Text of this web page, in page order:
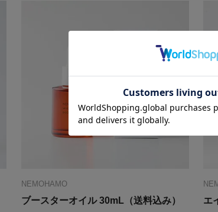
NEMOHAMO
ブースターオイル 30mL（送料込み） エ